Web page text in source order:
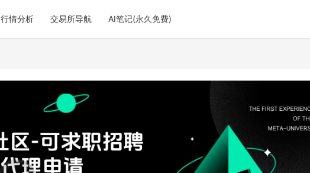
行情分析 交易所导航 AI笔记(永久免费)